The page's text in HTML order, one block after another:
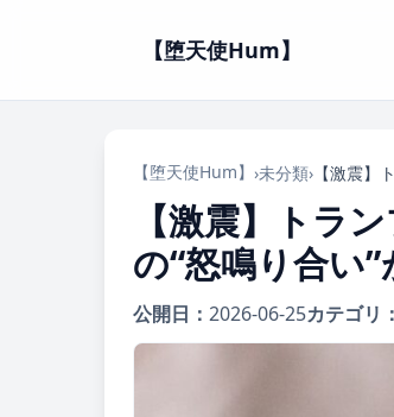
【堕天使Hum】
【堕天使Hum】 ›未分類›
【激震】トラ
の“怒鳴り合い
公開日： 2026-06-25カテゴリ：